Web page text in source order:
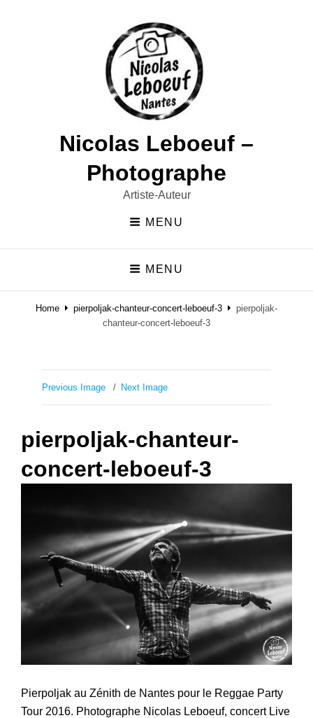
Nicolas Leboeuf –
Photographe
Artiste-Auteur
MENU
MENU
Home pierpoljak-chanteur-concert-leboeuf-3
pierpoljak-
chanteur-concert-leboeuf-3
Previous Image Next Image
pierpoljak-chanteur-
concert-leboeuf-3
Pierpoljak au Zénith de Nantes pour le Reggae Party
Tour 2016. Photographe Nicolas Leboeuf, concert Live